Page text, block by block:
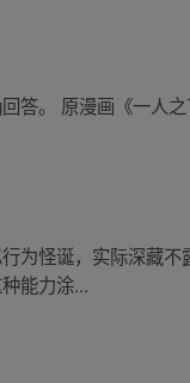
答。 原漫画《一人
为怪诞，实际深藏
能力涂...